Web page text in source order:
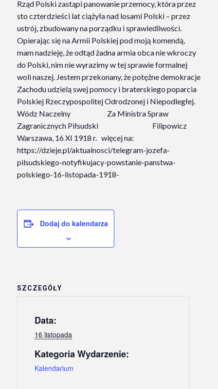
Rząd Polski zastąpi panowanie przemocy, która przez
sto czterdzieści lat ciążyła nad losami Polski – przez
ustrój, zbudowany na porządku i sprawiedliwości.
Opierając się na Armii Polskiej pod moją komendą,
mam nadzieję, że odtąd żadna armia obca nie wkroczy
do Polski, nim nie wyrazimy w tej sprawie formalnej
woli naszej. Jestem przekonany, że potężne demokracje
Zachodu udzielą swej pomocy i braterskiego poparcia
Polskiej Rzeczypospolitej Odrodzonej i Niepodległej.
Wódz Naczelny Za Ministra Spraw
Zagranicznych Piłsudski Filipowicz
Warszawa, 16 XI 1918 r. więcej na:
https://dzieje.pl/aktualnosci/telegram-jozefa-
pilsudskiego-notyfikujacy-powstanie-panstwa-
polskiego-16-listopada-1918-
Dodaj do kalendarza
SZCZEGÓŁY
Data:
16 listopada
Kategoria Wydarzenie:
Kalendarium